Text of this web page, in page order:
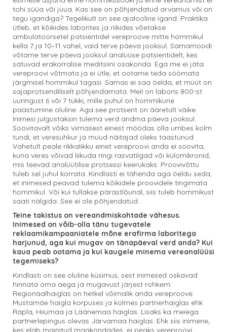
tohi süüa või juua. Kas see on põhjendatud arvamus või on
tegu igandiga? Tegelikult on see ajalooline igand. Praktika
ütleb, et kõikides laborites ja riikides võetakse
ambulatoorsetel patsientidel vereproove mitte hommikul
kella 7 ja 10–11 vahel, vaid terve päeva jooksul. Samamoodi
võtame terve päeva jooksul analüüse patsientidelt, kes
satuvad erakorralise meditsiini osakonda. Ega me ei jäta
vereproovi võtmata ja ei ütle, et ootame teda söömata
järgmisel hommikul tagasi. Samas ei saa öelda, et müüt on
sajaprotsendiliselt põhjendamata. Meil on laboris 800-st
uuringust 6 või 7 tükki, mille puhul on hommikune
paastumine oluline. Aga see protsent on ääretult väike.
Inimesi julgustaksin tulema verd andma päeva jooksul.
Soovitavalt võiks viimasest einest möödas olla umbes kolm
tundi, et veresuhkur ja muud näitajad oleks taastunud.
Vahetult peale rikkalikku einet vereproovi anda ei soovita,
kuna veres võivad liikuda ringi rasvatilgad või külomikronid,
mis teevad analüütilise protsessi keerukaks. Proovivõttu
tuleb sel juhul korrata. Kindlasti ei tähenda aga öeldu seda,
et inimesed peavad tulema kõikidele proovidele tingimata
hommikul. Või kui tullakse pärastlõunal, siis tuleb hommikust
saati nälgida. See ei ole põhjendatud.
Teine takistus on vereandmiskohtade vähesus.
Inimesed on võib-olla tänu tugevatele
reklaamikampaaniatele mõne erafirma laboritega
harjunud, aga kui mugav on tänapäeval verd anda? Kui
kaua peab ootama ja kui kaugele minema vereanalüüsi
tegemiseks?
Kindlasti on see oluline küsimus, sest inimesed oskavad
hinnata oma aega ja mugavust järjest rohkem.
Regionaalhaiglas on hetkel võimalik anda vereproove
Mustamäe haigla korpuses ja kolmes partnerhaiglas ehk
Rapla, Hiiumaa ja Läänemaa haiglas. Lisaks ka meiega
partnerlepingus olevas Järvamaa haiglas. Ehk siis inimene,
kes elab mainitud maakondades, ei peaks vereproovi